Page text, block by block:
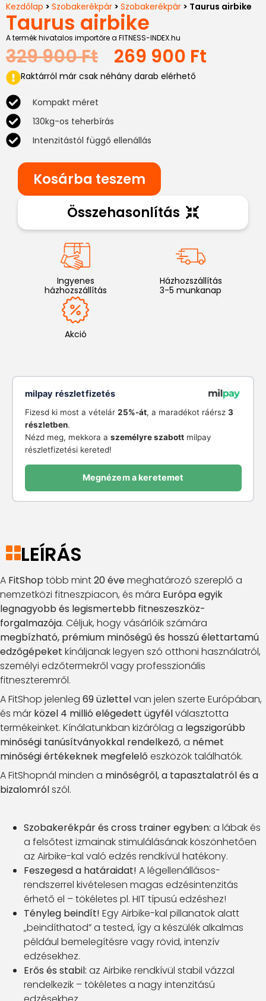
Kezdőlap > Szobakerékpár > Szobakerékpár > Taurus airbike
Taurus airbike
A termék hivatalos importőre a FITNESS-INDEX.hu
329 900Ft 269 900 Ft
Raktárról már csak néhány darab elérhető
Kompakt méret
130kg-os teherbírás
Intenzitástól függő ellenállás
Kosárba teszem
Összehasonlítás
Ingyenes
házhozszállítás
Házhozszállítás
3-5 munkanap
Akció
milpay részletfizetés
Fizesd ki most a vételár 25%-át, a maradékot ráérsz 3
részletben.
Nézd meg, mekkora a személyre szabottmilpay
részletfizetési kereted!
Megnézem a keretemet
LEÍRÁS
A FitShop több mint20 évemeghatározó szereplő a
nemzetközi fitneszpiacon, és mára Európa egyik
legnagyobb és legismertebb fitneszeszköz-
forgalmazója. Céljuk, hogy vásárlóik számára
megbízható, prémium minőségű és hosszú élettartamú
edzőgépeket kínáljanak legyen szó otthoni használatról,
személyi edzőtermekről vagy professzionális
fitneszteremről.
A FitShop jelenleg 69 üzlettelvan jelen szerte Európában,
és már közel 4 millió elégedett ügyfélválasztotta
termékeinket. Kínálatunkban kizárólag a legszigorúbb
minőségi tanúsítványokkal rendelkező, a német
minőségi értékeknek megfelelő eszközök találhatók.
A FitShopnál minden a minőségről, a tapasztalatról és a
bizalomrólszól.
Szobakerékpár és cross trainer egyben: a lábak és
a felsőtest izmainak stimulálásának köszönhetően
az Airbike-kal való edzés rendkívül hatékony.
Feszegesd a határaidat! A légellenállásos-
rendszerrel kivételesen magas edzésintenzitás
érhető el – tökéletes pl. HIT típusú edzéshez!
Tényleg beindít! Egy Airbike-kal pillanatok alatt
„beindíthatod” a tested, így a készülék alkalmas
például bemelegítésre vagy rövid, intenzív
edzésekhez.
Erős és stabil: az Airbike rendkívül stabil vázzal
rendelkezik – tökéletes a nagy intenzitású